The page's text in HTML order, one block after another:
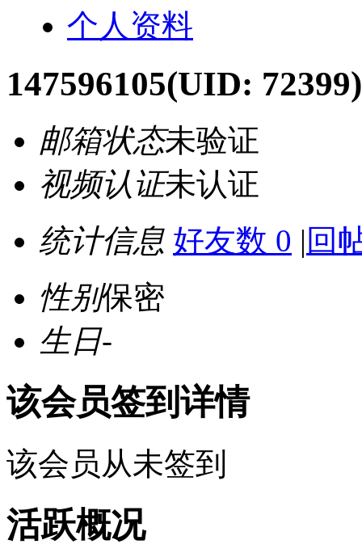
个人资料
147596105(UID: 72399)
邮箱状态未验证
视频认证未认证
统计信息 好友数 0 | 回
性别保密
生日-
该会员签到详情
该会员从未签到
活跃概况